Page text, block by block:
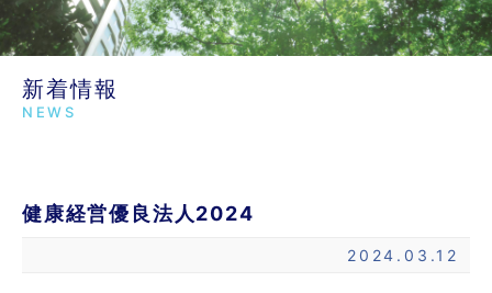
新着情報
NEWS
健康経営優良法人2024
2024.03.12